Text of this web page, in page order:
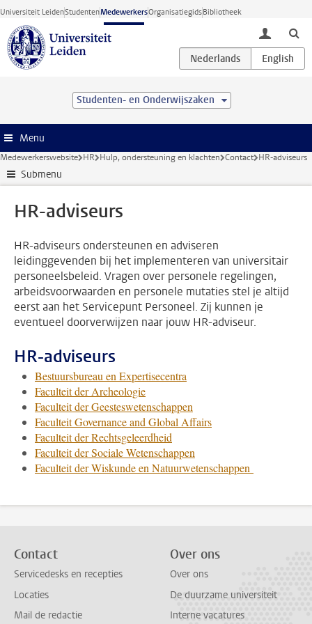
Ga direct naar de inhoud
Universiteit LeidenStudentenMedewerkersOrganisatiegidsBibliotheek
toggle
Studenten- en Onderwijszaken
Menu
Medewerkerswebsite HR Hulp, ondersteuning en klachten Contact HR-adviseurs
Submenu
HR-adviseurs
HR-adviseurs ondersteunen en adviseren
leidinggevenden bij het implementeren van universitair
personeelsbeleid. Vragen over personele regelingen,
arbeidsvoorwaarden en personele mutaties stel je altijd
eerst aan het Servicepunt Personeel. Zij kunnen je
eventueel doorverwijzen naar jouw HR-adviseur.
HR-adviseurs
Bestuursbureau en Expertisecentra
Faculteit der Archeologie
Faculteit der Geesteswetenschappen
Faculteit Governance and Global Affairs
Faculteit der Rechtsgeleerdheid
Faculteit der Sociale Wetenschappen
Faculteit der Wiskunde en Natuurwetenschappen
Contact
Servicedesks en recepties
Locaties
Mail de redactie
Over ons
Over ons
De duurzame universiteit
Interne vacatures